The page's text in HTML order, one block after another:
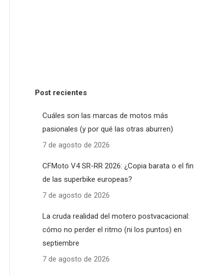
Post recientes
Cuáles son las marcas de motos más
pasionales (y por qué las otras aburren)
7 de agosto de 2026
CFMoto V4 SR-RR 2026: ¿Copia barata o el fin
de las superbike europeas?
7 de agosto de 2026
La cruda realidad del motero postvacacional:
cómo no perder el ritmo (ni los puntos) en
septiembre
7 de agosto de 2026